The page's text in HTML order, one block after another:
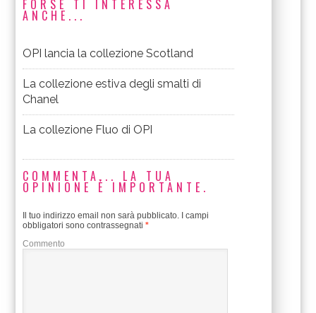
FORSE TI INTERESSA
ANCHE...
OPI lancia la collezione Scotland
La collezione estiva degli smalti di
Chanel
La collezione Fluo di OPI
COMMENTA... LA TUA
OPINIONE È IMPORTANTE.
Il tuo indirizzo email non sarà pubblicato. I campi
obbligatori sono contrassegnati*
Commento